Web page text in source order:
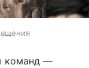
команд —